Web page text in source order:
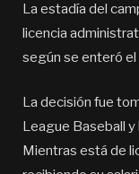
La estadía del
licencia
según se enteró el
La decisión fue
League Baseball
Mientras está de